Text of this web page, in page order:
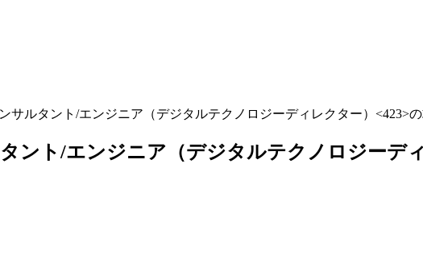
ルタント/エンジニア（デジタルテクノロジーディレクター）<423>
ント/エンジニア（デジタルテクノロジーデ